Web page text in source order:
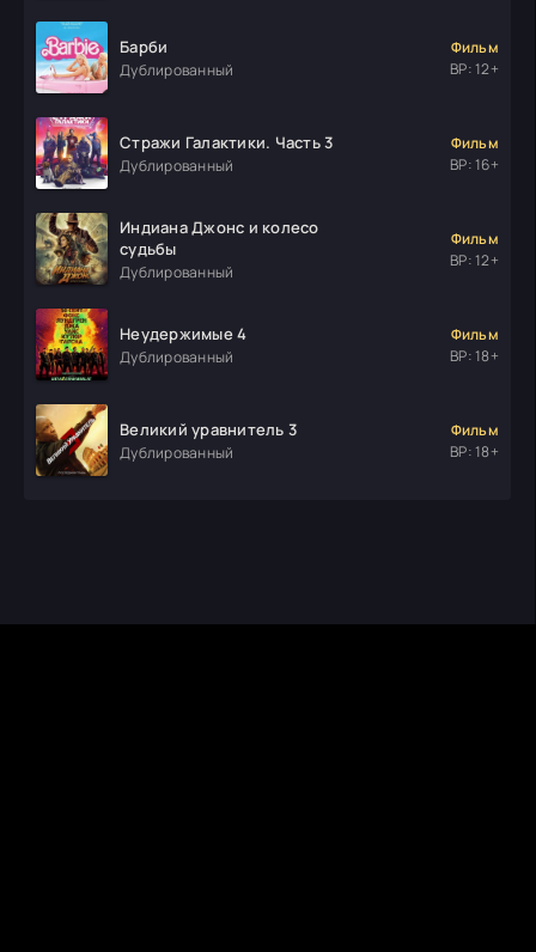
Барби
Дублированный
Фильм
ВР: 12+
Стражи Галактики. Часть 3
Дублированный
Фильм
ВР: 16+
Индиана Джонс и колесо
судьбы
Дублированный
Фильм
ВР: 12+
Неудержимые 4
Дублированный
Фильм
ВР: 18+
Великий уравнитель 3
Дублированный
Фильм
ВР: 18+